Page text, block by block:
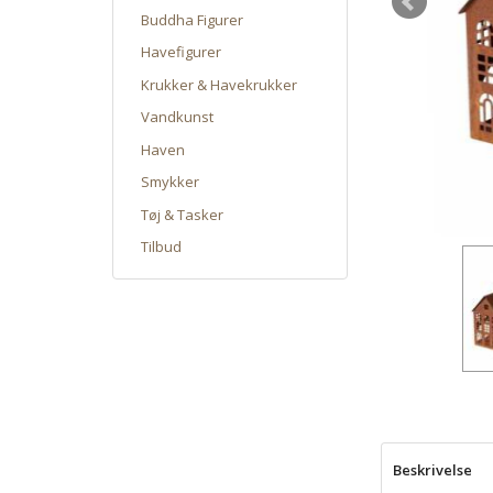
Buddha Figurer
Havefigurer
Krukker & Havekrukker
Vandkunst
Haven
Smykker
Tøj & Tasker
Tilbud
Beskrivelse